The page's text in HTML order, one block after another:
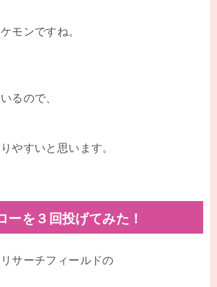
モンですね。
るので、
やすいと思います。
ーを３回投げてみた！
サーチフィールドの